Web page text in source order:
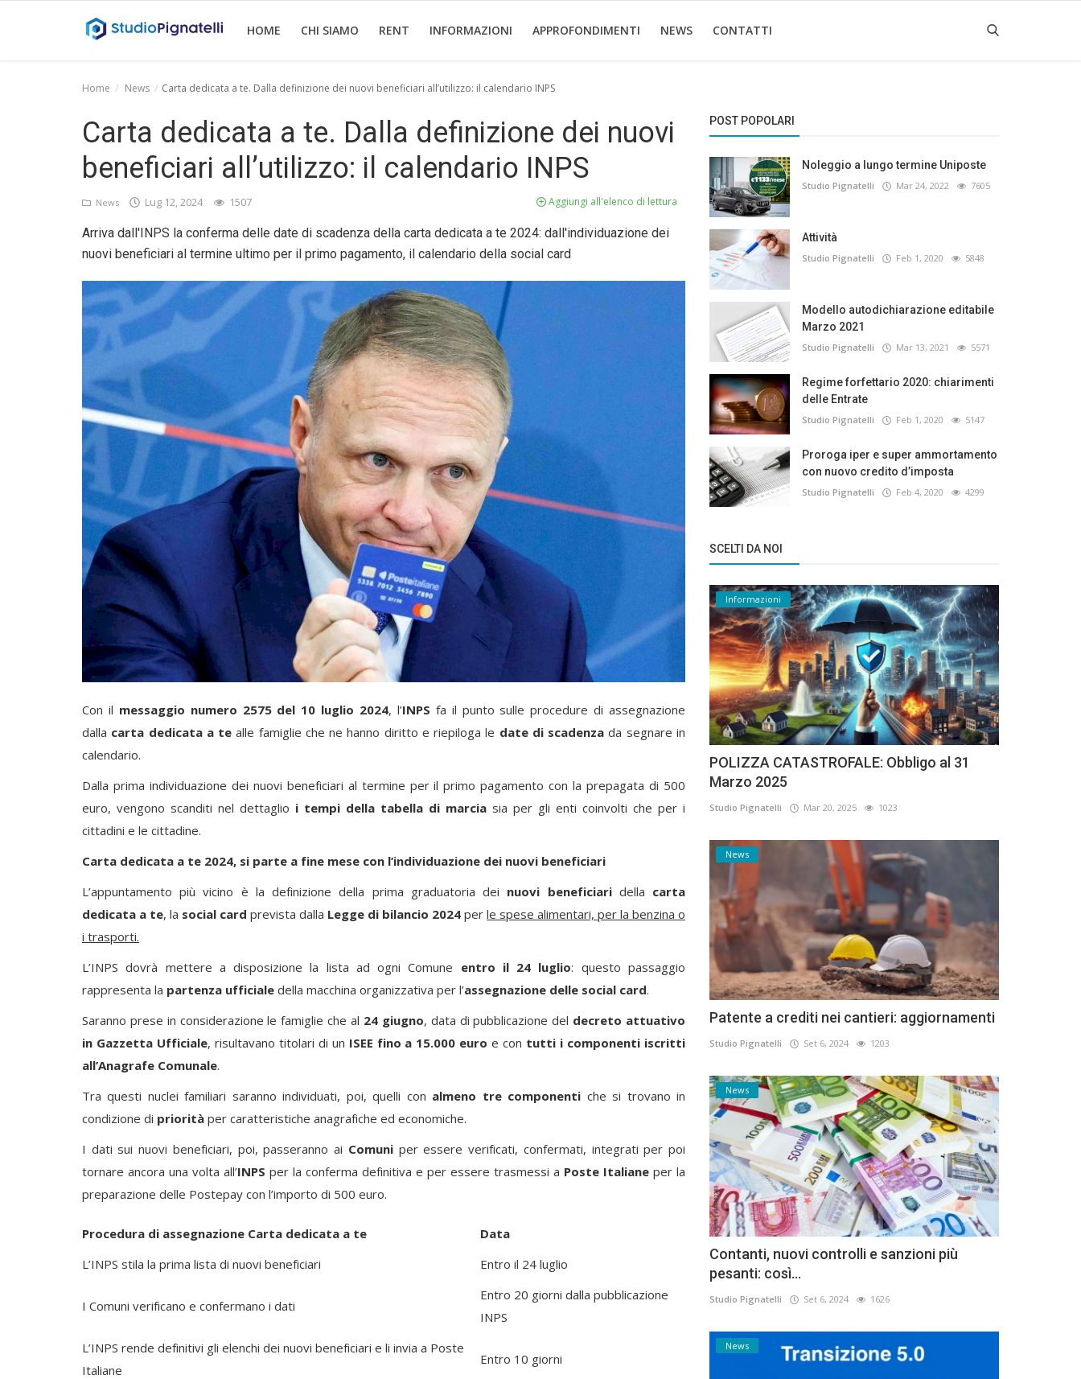
HOME CHI SIAMO RENT INFORMAZIONI APPROFONDIMENTI NEWS CONTATTI
Informazioni
Approfondimenti
Home News Carta dedicata a te. Dalla definizione dei nuovi beneficiari all’utilizzo: il calendario INPS
Carta dedicata a te. Dalla definizione dei nuovi
beneficiari all’utilizzo: il calendario INPS
News Lug 12, 2024 1507 Aggiungi all'elenco di lettura
Arriva dall'INPS la conferma delle date di scadenza della carta dedicata a te 2024: dall'individuazione dei
nuovi beneficiari al termine ultimo per il primo pagamento, il calendario della social card
Con il messaggio numero 2575 del 10 luglio 2024, l’INPS fa il punto sulle procedure di assegnazione
dalla carta dedicata a te alle famiglie che ne hanno diritto e riepiloga le date di scadenza da segnare in
calendario.
Dalla prima individuazione dei nuovi beneficiari al termine per il primo pagamento con la prepagata di 500
euro, vengono scanditi nel dettaglio i tempi della tabella di marcia sia per gli enti coinvolti che per i
cittadini e le cittadine.
Carta dedicata a te 2024, si parte a fine mese con l’individuazione dei nuovi beneficiari
L’appuntamento più vicino è la definizione della prima graduatoria dei nuovi beneficiaridella carta
dedicata a te, la social card prevista dalla Legge di bilancio 2024 per le spese alimentari, per la benzina o
i trasporti.
L’INPS dovrà mettere a disposizione la lista ad ogni Comune entro il 24 luglio: questo passaggio
rappresenta la partenza ufficiale della macchina organizzativa per l’assegnazione delle social card.
Saranno prese in considerazione le famiglie che al 24 giugno, data di pubblicazione del decreto attuativo
in Gazzetta Ufficiale, risultavano titolari di un ISEE fino a 15.000 euro e con tutti i componenti iscritti
all’Anagrafe Comunale.
Tra questi nuclei familiari saranno individuati, poi, quelli con almeno tre componenti che si trovano in
condizione di priorità per caratteristiche anagrafiche ed economiche.
I dati sui nuovi beneficiari, poi, passeranno ai Comuniper essere verificati, confermati, integrati per poi
tornare ancora una volta all’INPS per la conferma definitiva e per essere trasmessi a Poste Italiane per la
preparazione delle Postepay con l’importo di 500 euro.
Procedura di assegnazione Carta dedicata a te
Data
L’INPS stila la prima lista di nuovi beneficiari
Entro il 24 luglio
I Comuni verificano e confermano i dati
Entro 20 giorni dalla pubblicazione
INPS
L’INPS rende definitivi gli elenchi dei nuovi beneficiari e li invia a Poste
Italiane
Entro 10 giorni
POST POPOLARI
Noleggio a lungo termine Uniposte
Studio Pignatelli Mar 24, 2022 7605
Attività
Studio Pignatelli Feb 1, 2020 5848
Modello autodichiarazione editabile
Marzo 2021
Studio Pignatelli Mar 13, 2021 5571
Regime forfettario 2020: chiarimenti
delle Entrate
Studio Pignatelli Feb 1, 2020 5147
Proroga iper e super ammortamento
con nuovo credito d’imposta
Studio Pignatelli Feb 4, 2020 4299
SCELTI DA NOI
Informazioni
POLIZZA CATASTROFALE: Obbligo al 31
Marzo 2025
Studio Pignatelli Mar 20, 2025 1023
News
Patente a crediti nei cantieri: aggiornamenti
Studio Pignatelli Set 6, 2024 1203
News
Contanti, nuovi controlli e sanzioni più
pesanti: così...
Studio Pignatelli Set 6, 2024 1626
News